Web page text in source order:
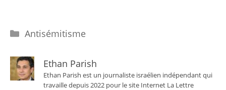
Catégories
Antisémitisme
Ethan Parish
Ethan Parish est un journaliste israélien indépendant qui
travaille depuis 2022 pour le site Internet La Lettre